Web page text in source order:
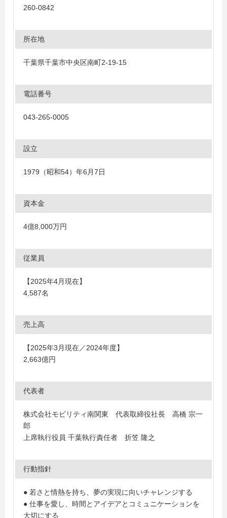
260-0842
所在地
千葉県千葉市中央区南町2-19-15
電話番号
043-265-0005
設立
1979（昭和54）年6月7日
資本金
4億8,000万円
従業員
【2025年4月現在】
4,587名
売上高
【2025年3月現在／2024年度】
2,663億円
代表者
株式会社モビリティ南関東 代表取締役社長 高橋 宗一
郎
上席執行役員 千葉執行責任者 折笠 隆之
行動指針
● 若さと情熱を持ち、夢の実現に向いチャレンジする
● 仕事を愛し、時間とアイデアとコミュニケーションを
大切にする